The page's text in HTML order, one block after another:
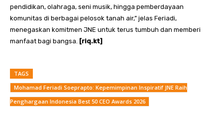
pendidikan, olahraga, seni musik, hingga pemberdayaan
komunitas di berbagai pelosok tanah air,” jelas Feriadi,
menegaskan komitmen JNE untuk terus tumbuh dan memberi
manfaat bagi bangsa. [riq.kt]
TAGS
Mohamad Feriadi Soeprapto: Kepemimpinan Inspiratif JNE Raih
Penghargaan Indonesia Best 50 CEO Awards 2026